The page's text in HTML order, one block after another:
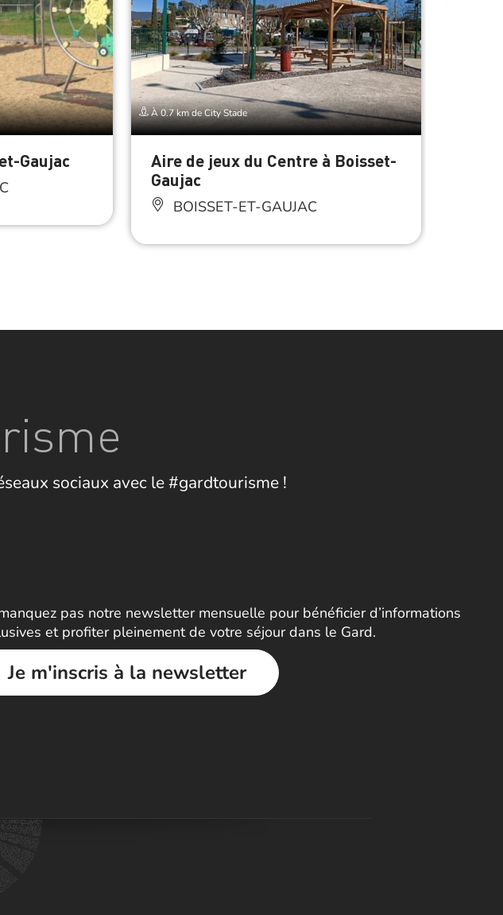
Gaujac
À 0.7 km de City Stade
Aire de jeux du Centre à Boisset-
Gaujac
BOISSET-ET-GAUJAC
sociaux avec le #gardtourisme !
pas notre newsletter mensuelle pour bénéficier d’informations
et profiter pleinement de votre séjour dans le Gard.
Je m'inscris à la newsletter